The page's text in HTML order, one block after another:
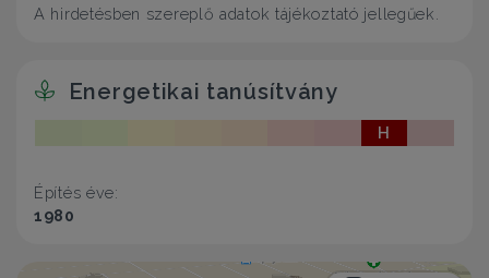
A hirdetésben szereplő adatok tájékoztató jellegűek.
Energetikai tanúsítvány
H
Építés éve:
1980